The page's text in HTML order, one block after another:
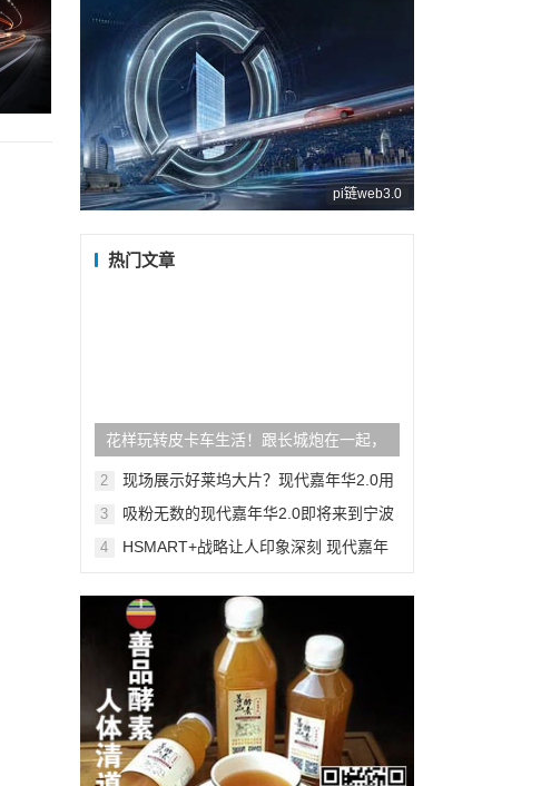
pi链web3.0
热门文章
花样玩转皮卡车生活！跟长城炮在一起，
请放肆！
2
现场展示好莱坞大片？现代嘉年华2.0用
3
吸粉无数的现代嘉年华2.0即将来到宁波
4
HSMART+战略让人印象深刻 现代嘉年